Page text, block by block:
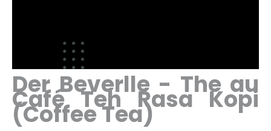
Der Beverlle - The au
Café Teh Rasa Kopi
(Coffee Tea)